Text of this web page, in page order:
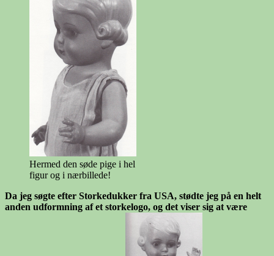
Hermed den søde pige i hel
figur og i nærbillede!
Da jeg søgte efter Storkedukker fra USA, stødte jeg på en helt
anden udformning af et storkelogo, og det viser sig at være